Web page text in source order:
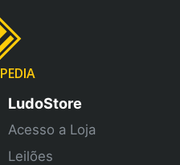
PEDIA
LudoStore
Acesso a Loja
Leilões